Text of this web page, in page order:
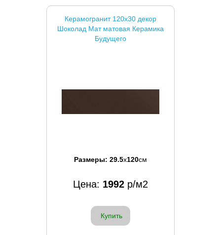
Керамогранит 120x30 декор
Шоколад Мат матовая Керамика
Будущего
Размеры: 29.5x120см
Цена: 1992 р/м2
Купить